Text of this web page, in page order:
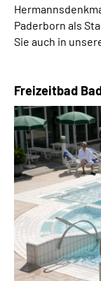
Paderborn als
Sie auch in
Freizeitbad